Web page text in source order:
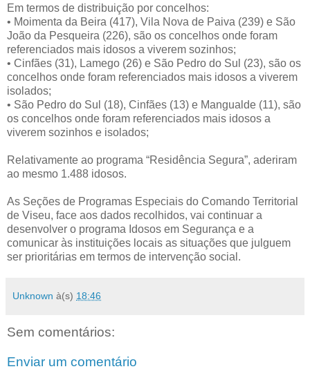
Em termos de distribuição por concelhos:
• Moimenta da Beira (417), Vila Nova de Paiva (239) e São
João da Pesqueira (226), são os concelhos onde foram
referenciados mais idosos a viverem sozinhos;
• Cinfães (31), Lamego (26) e São Pedro do Sul (23), são os
concelhos onde foram referenciados mais idosos a viverem
isolados;
• São Pedro do Sul (18), Cinfães (13) e Mangualde (11), são
os concelhos onde foram referenciados mais idosos a
viverem sozinhos e isolados;
Relativamente ao programa “Residência Segura”, aderiram
ao mesmo 1.488 idosos.
As Seções de Programas Especiais do Comando Territorial
de Viseu, face aos dados recolhidos, vai continuar a
desenvolver o programa Idosos em Segurança e a
comunicar às instituições locais as situações que julguem
ser prioritárias em termos de intervenção social.
Unknown à(s) 18:46
Sem comentários:
Enviar um comentário